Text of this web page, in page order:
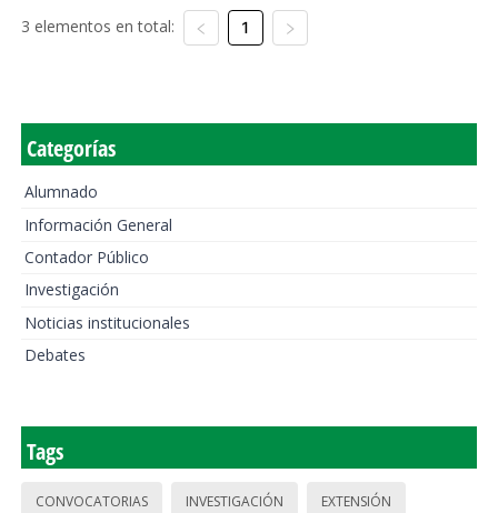
3 elementos en total: 1
Categorías
Alumnado
Información General
Contador Público
Investigación
Noticias institucionales
Debates
Tags
CONVOCATORIAS INVESTIGACIÓN EXTENSIÓN